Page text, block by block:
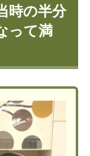
時の半分
って満